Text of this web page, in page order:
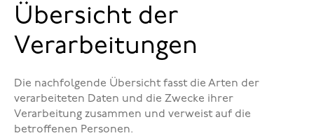
Übersicht der
Verarbeitungen
Die nachfolgende Übersicht fasst die Arten der
verarbeiteten Daten und die Zwecke ihrer
Verarbeitung zusammen und verweist auf die
betroffenen Personen.